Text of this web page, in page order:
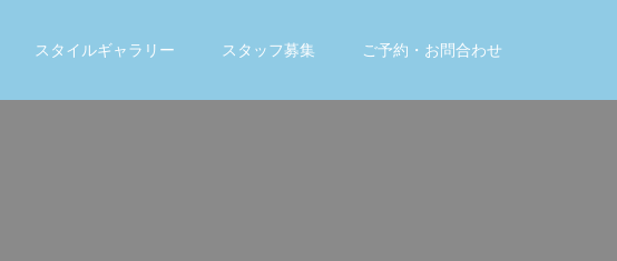
スタイルギャラリー スタッフ募集 ご予約・お問合わせ